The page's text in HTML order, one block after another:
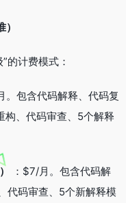
的计费模式 ：
。包含代码解释、代码复
构、代码审查、5个解释
：$7/月。包含代码解
代码审查、5个新解释模